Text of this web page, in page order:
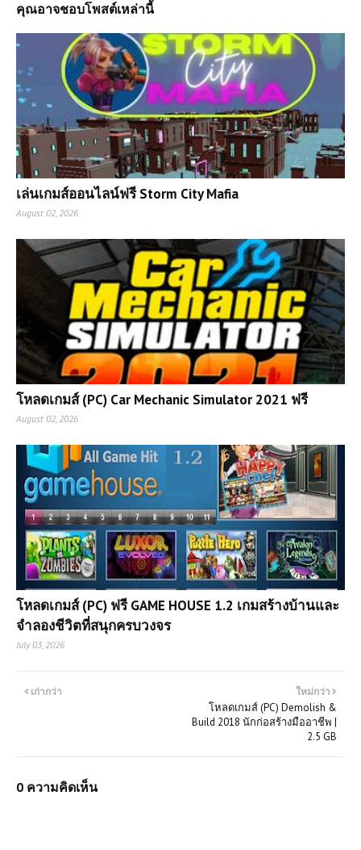
คุณอาจชอบโพสต์เหล่านี้
เล่นเกมส์ออนไลน์ฟรี Storm City Mafia
August 02, 2026
โหลดเกมส์ (PC) Car Mechanic Simulator 2021 ฟรี
August 02, 2026
โหลดเกมส์ (PC) ฟรี GAME HOUSE 1.2 เกมสร้างบ้านและ
จำลองชีวิตที่สนุกครบวงจร
July 03, 2026
ใหม่กว่า
โหลดเกมส์ (PC) Demolish &
Build 2018 นักก่อสร้างมืออาชีพ |
2.5 GB
เก่ากว่า
0 ความคิดเห็น